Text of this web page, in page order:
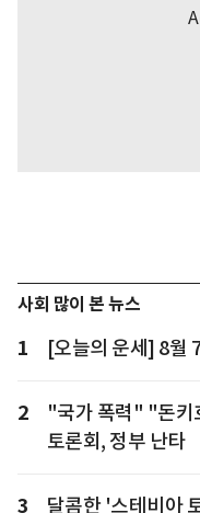
사회 많이 본 뉴스
1 [오늘의 운세] 8월
2
"국가 폭력" "돈키
토론회, 정부 난타
3
달콤한 '스테비아